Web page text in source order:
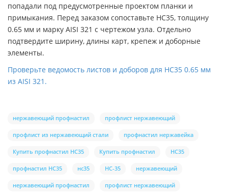
попадали под предусмотренные проектом планки и
примыкания. Перед заказом сопоставьте НС35, толщину
0.65 мм и марку AISI 321 с чертежом узла. Отдельно
подтвердите ширину, длины карт, крепеж и доборные
элементы.
Проверьте ведомость листов и доборов для НС35 0.65 мм
из AISI 321.
нержавеющий профнастил профлист нержавеющий
профлист из нержавеющий стали профнастил нержавейка
Купить профнастил НС35 Купить профнастил НС35
профнастил НС35 нс35 НС-35 нержавеющий
нержавеющий профнастил профлист нержавеющий